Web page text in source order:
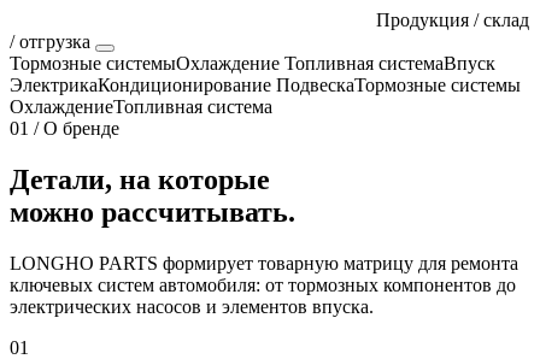
Продукция / склад
/ отгрузка
Тормозные системыОхлаждение Топливная системаВпуск
ЭлектрикаКондиционирование ПодвескаТормозные системы
ОхлаждениеТопливная система
01 / О бренде
Детали, на которые
можно рассчитывать.
LONGHO PARTS формирует товарную матрицу для ремонта
ключевых систем автомобиля: от тормозных компонентов до
электрических насосов и элементов впуска.
01